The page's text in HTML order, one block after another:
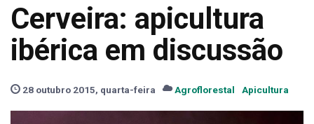
Cerveira: apicultura
ibérica em discussão
28 outubro 2015, quarta-feira Agroflorestal Apicultura